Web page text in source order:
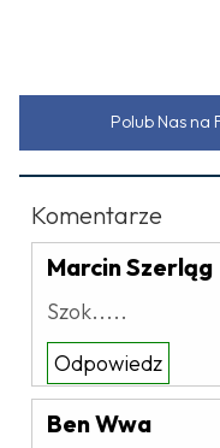
Polub Nas na
Komentarze
Marcin Szerląg
Szok.....
Odpowiedz
Ben Wwa